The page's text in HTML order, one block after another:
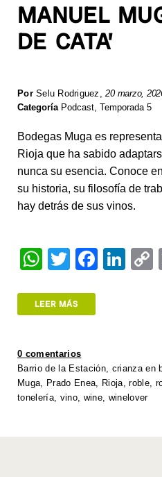
MANUEL
DE CATA’
PorSelu Rodriguez ,20 marzo,
Categoría Podcast Temporada 5
Bodegas Muga es
Rioja que ha sabido
nunca su esencia. Conoce
su historia, su filosofía de
hay detrás de sus vinos.
W
at
A
p
p
T
tt
F
o
o
Li
n
LEER MÁS
0 comentarios
Barrio de la Estación, crianza en
Muga
Prado Enea Rioja ,roble,
tonelería, vino, wine, winelover